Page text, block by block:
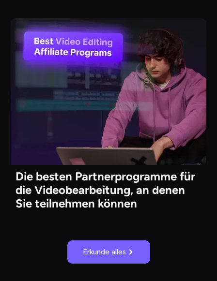
Die besten Partnerprogramme für
die Videobearbeitung, an denen
Sie teilnehmen können
Erkunde alles